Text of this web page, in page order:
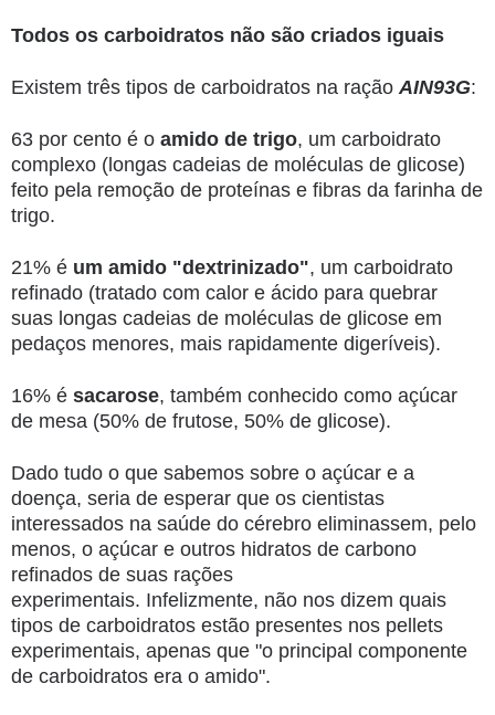
Todos os carboidratos não são criados iguais
Existem três tipos de carboidratos na ração AIN93G:
63 por cento é o amido de trigo, um carboidrato
complexo (longas cadeias de moléculas de glicose)
feito pela remoção de proteínas e fibras da farinha de
trigo.
21% é um amido "dextrinizado", um carboidrato
refinado (tratado com calor e ácido para quebrar
suas longas cadeias de moléculas de glicose em
pedaços menores, mais rapidamente digeríveis).
16% é sacarose, também conhecido como açúcar
de mesa (50% de frutose, 50% de glicose).
Dado tudo o que sabemos sobre o açúcar e a
doença, seria de esperar que os cientistas
interessados ​​na saúde do cérebro eliminassem, pelo
menos, o açúcar e outros hidratos de carbono
refinados de suas rações
experimentais. Infelizmente, não nos dizem quais
tipos de carboidratos estão presentes nos pellets
experimentais, apenas que "o principal componente
de carboidratos era o amido".